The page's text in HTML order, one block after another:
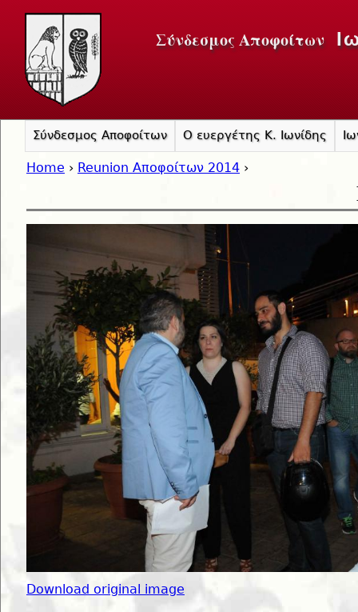
Σύνδεσμος Αποφοίτων
Home › Reunion Αποφοίτων 2014 ›
Download original image
Σύνδεσμος Αποφοίτων Ο ευεργέτης Κ. Ιωνίδης